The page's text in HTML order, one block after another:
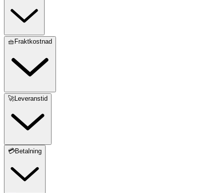
🧺Fraktkostnad
🚀Leveranstid
💳Betalning